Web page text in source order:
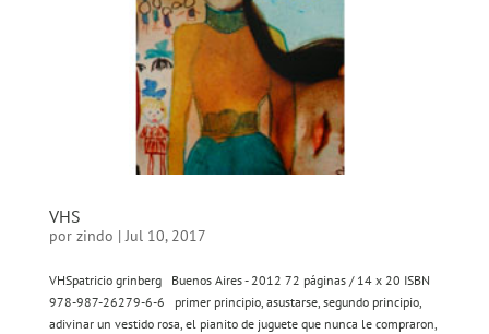
VHS
por zindo |Jul 10, 2017
VHSpatricio grinberg Buenos Aires - 2012 72 páginas / 14 x 20 ISBN
978-987-26279-6-6 primer principio, asustarse, segundo principio,
adivinar un vestido rosa, el pianito de juguete que nunca le compraron,